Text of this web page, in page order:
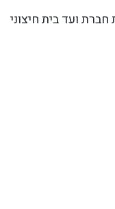
ועד בית חיצוני